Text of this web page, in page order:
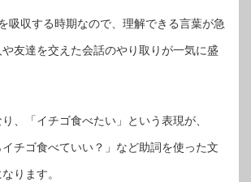
吸収する時期なので、理解できる言葉が急
友達を交えた会話のやり取りが一気に盛
、「イチゴ食べたい」という表現が、
イチゴ食べていい？」など助詞を使った文
ります。